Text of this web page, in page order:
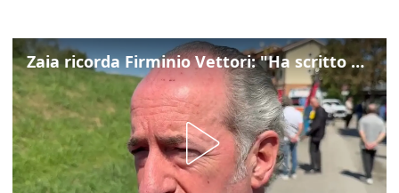
Zaia ricorda Firminio Vettori: "Ha scritto pagine di storia del nostro territorio"